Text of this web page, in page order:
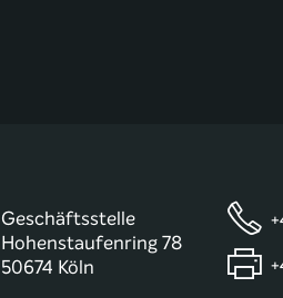
Geschäftsstelle
Hohenstaufenring 78
50674 Köln